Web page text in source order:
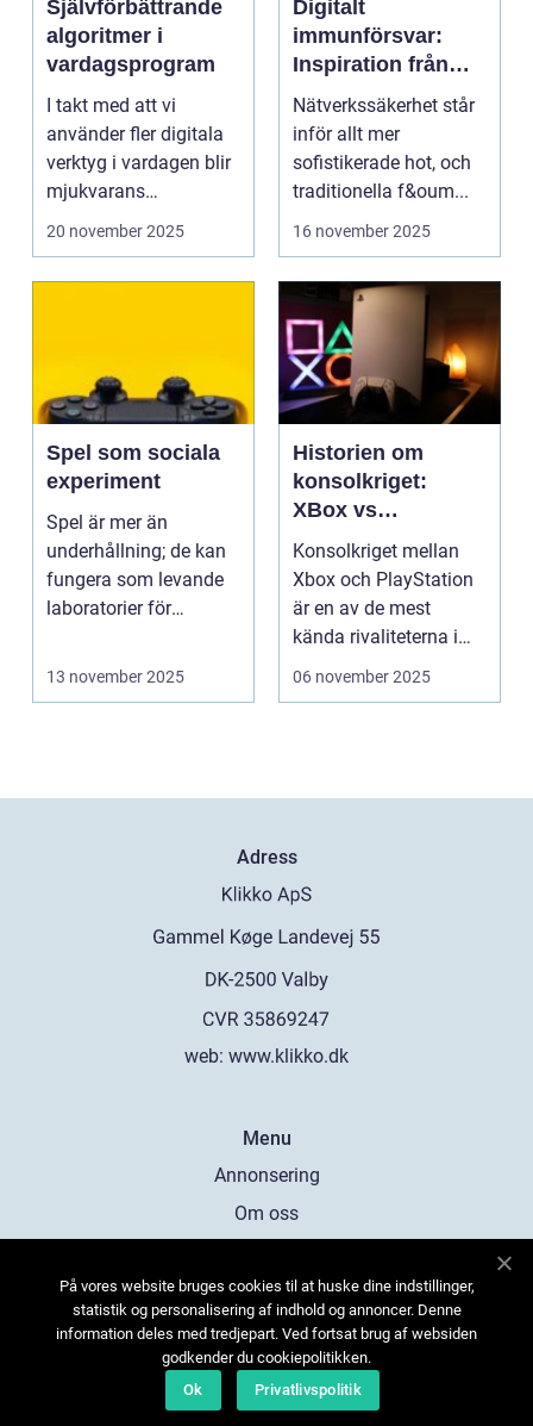
Självförbättrande
algoritmer i
vardagsprogram
I takt med att vi
använder fler digitala
verktyg i vardagen blir
mjukvarans
anpassningsför...
20 november 2025
Digitalt
immunförsvar:
Inspiration från
biologiska system
för att stärka
nätverkssäkerhet
Nätverkssäkerhet står
inför allt mer
sofistikerade hot, och
traditionella f&oum...
16 november 2025
Spel som sociala
experiment
Spel är mer än
underhållning; de kan
fungera som levande
laboratorier för
13 november 2025
Historien om
konsolkriget:
XBox vs
PlayStation
Konsolkriget mellan
Xbox och PlayStation
är en av de mest
kända rivaliteterna i
spelvä...
06 november 2025
Adress
web: www.klikko.dk
Menu
Annonsering
Om oss
Kontakta oss
Sitemap
På vores website bruges cookies til at huske dine indstillinger,
statistik og personalisering af indhold og annoncer. Denne
information deles med tredjepart. Ved fortsat brug af websiden
godkender du cookiepolitikken.
Ok
Privatlivspolitik